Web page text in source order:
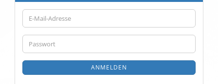
E-
Mail-
Adresse
Passwort
ANMELDEN